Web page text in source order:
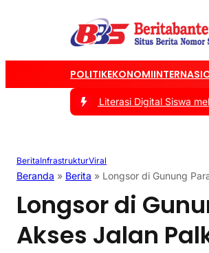
POLITIKEKONOMI
Tingkatkan Literasi Digital Siswa melalui
BeritaInfrastrukturViral
Beranda » Berita » Longsor di Gunung
Longsor di
Akses Jalan